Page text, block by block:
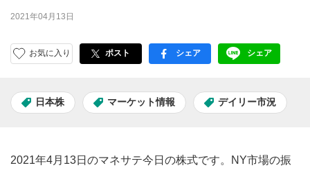
2021年04月13日
お気に入り ポスト facebook
シェア LINE
シェア
日本株 マーケット情報 デイリー市況
2021年4月13日のマネサテ今日の株式です。NY市場の振